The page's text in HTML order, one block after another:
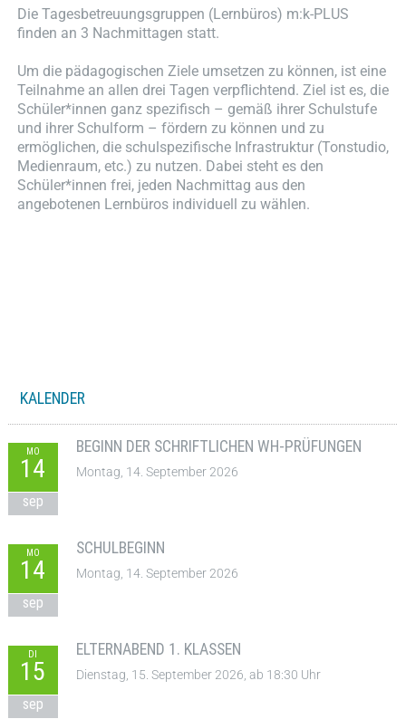
Die Tagesbetreuungsgruppen (Lernbüros) m:k-PLUS
finden an 3 Nachmittagen statt.
Um die pädagogischen Ziele umsetzen zu können, ist eine
Teilnahme an allen drei Tagen verpflichtend. Ziel ist es, die
Schüler*innen ganz spezifisch – gemäß ihrer Schulstufe
und ihrer Schulform – fördern zu können und zu
ermöglichen, die schulspezifische Infrastruktur (Tonstudio,
Medienraum, etc.) zu nutzen. Dabei steht es den
Schüler*innen frei, jeden Nachmittag aus den
angebotenen Lernbüros individuell zu wählen.
KALENDER
MO
14
sep
BEGINN DER SCHRIFTLICHEN WH-PRÜFUNGEN
Montag, 14. September 2026
MO
14
sep
SCHULBEGINN
Montag, 14. September 2026
DI
15
sep
ELTERNABEND 1. KLASSEN
Dienstag, 15. September 2026, ab 18:30 Uhr